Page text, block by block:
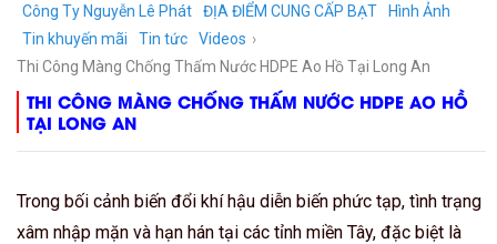
Công Ty Nguyễn Lê Phát
ĐỊA ĐIỂM CUNG CẤP BẠT
Hình Ảnh
Tin khuyến mãi
Tin tức Videos ›
Thi Công Màng Chống Thấm Nước HDPE Ao Hồ Tại Long An
THI CÔNG MÀNG CHỐNG THẤM NƯỚC HDPE AO HỒ
TẠI LONG AN
Trong bối cảnh biến đổi khí hậu diễn biến phức tạp, tình trạng
xâm nhập mặn và hạn hán tại các tỉnh miền Tây, đặc biệt là